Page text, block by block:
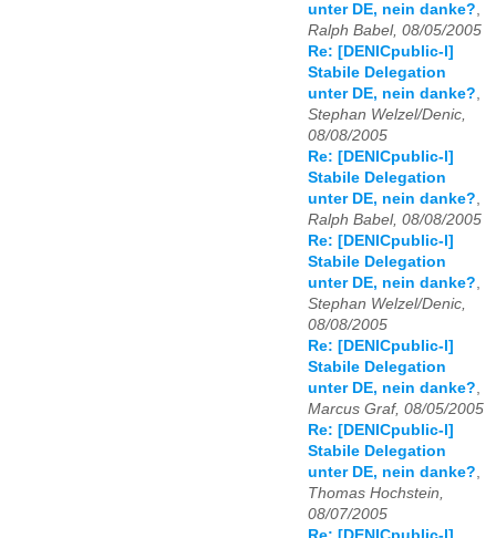
unter DE, nein danke?,
Ralph Babel, 08/05/2005
Re: [DENICpublic-l]
Stabile Delegation
unter DE, nein danke?,
Stephan Welzel/Denic,
08/08/2005
Re: [DENICpublic-l]
Stabile Delegation
unter DE, nein danke?,
Ralph Babel, 08/08/2005
Re: [DENICpublic-l]
Stabile Delegation
unter DE, nein danke?,
Stephan Welzel/Denic,
08/08/2005
Re: [DENICpublic-l]
Stabile Delegation
unter DE, nein danke?,
Marcus Graf, 08/05/2005
Re: [DENICpublic-l]
Stabile Delegation
unter DE, nein danke?,
Thomas Hochstein,
08/07/2005